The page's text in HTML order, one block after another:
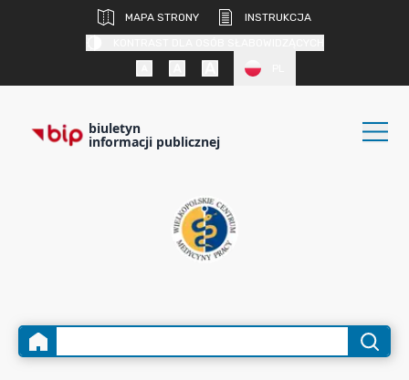
MAPA STRONY
INSTRUKCJA
biuletyn
informacji publicznej